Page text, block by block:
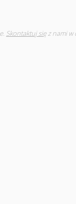
Skontaktuj sięz nami w